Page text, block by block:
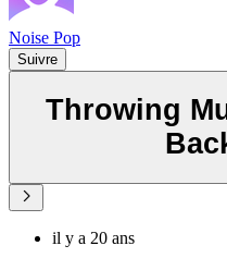
Noise Pop
Suivre
Throwing
il y a 20 ans